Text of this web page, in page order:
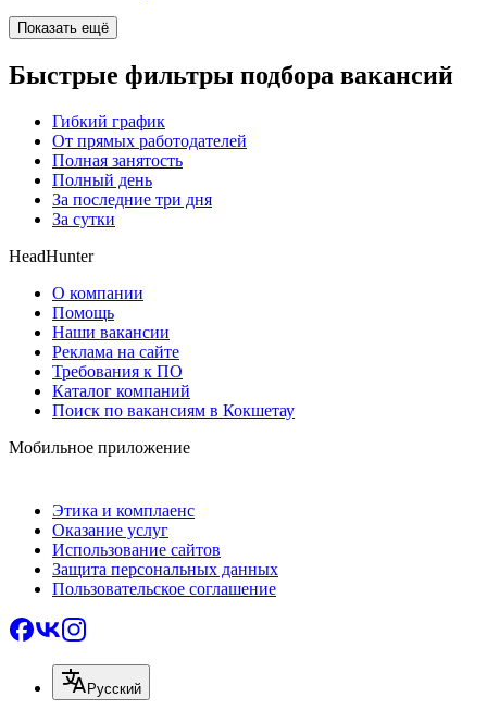
Показать ещё
Быстрые фильтры подбора вакансий
Гибкий график
От прямых работодателей
Полная занятость
Полный день
За последние три дня
За сутки
HeadHunter
О компании
Помощь
Наши вакансии
Реклама на сайте
Требования к ПО
Каталог компаний
Поиск по вакансиям в Кокшетау
Мобильное приложение
Этика и комплаенс
Оказание услуг
Использование сайтов
Защита персональных данных
Пользовательское соглашение
Русский